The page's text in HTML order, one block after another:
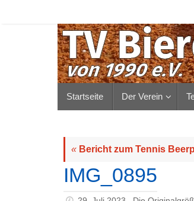
Inhalt
springen
Startseite Der Verein
« Bericht zum Tennis
IMG_0895